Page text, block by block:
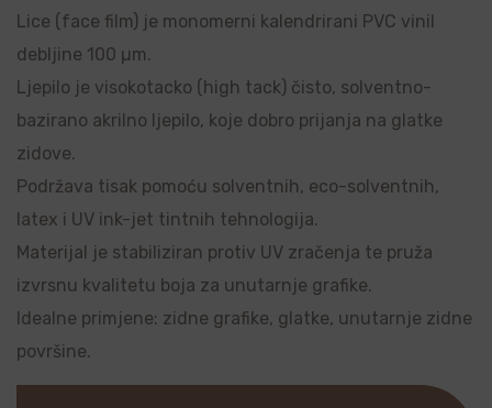
Lice (face film) je monomerni kalendrirani PVC vinil
debljine 100 µm.
Ljepilo je visokotacko (high tack) čisto, solventno-
bazirano akrilno ljepilo, koje dobro prijanja na glatke
zidove.
Podržava tisak pomoću solventnih, eco-solventnih,
latex i UV ink-jet tintnih tehnologija.
Materijal je stabiliziran protiv UV zračenja te pruža
izvrsnu kvalitetu boja za unutarnje grafike.
Idealne primjene: zidne grafike, glatke, unutarnje zidne
površine.